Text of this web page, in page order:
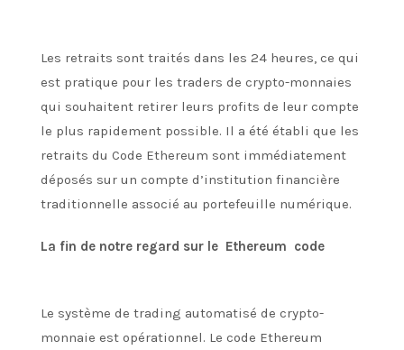
Les retraits sont traités dans les 24 heures, ce qui
est pratique pour les traders de crypto-monnaies
qui souhaitent retirer leurs profits de leur compte
le plus rapidement possible. Il a été établi que les
retraits du Code Ethereum sont immédiatement
déposés sur un compte d’institution financière
traditionnelle associé au portefeuille numérique.
La fin de notre regard sur le Ethereum code
Le système de trading automatisé de crypto-
monnaie est opérationnel. Le code Ethereum